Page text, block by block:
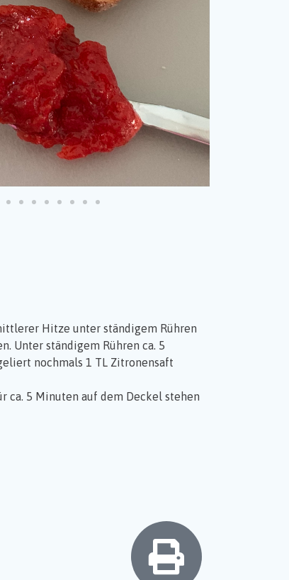
Hitze unter ständigem Rühren
Unter ständigem Rühren ca. 5
nochmals 1 TL Zitronensaft
ca. 5 Minuten auf dem Deckel stehen